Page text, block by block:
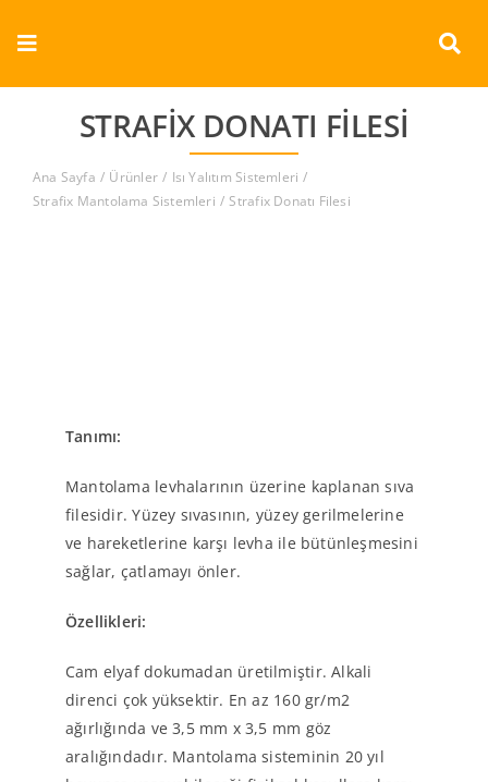
Toggle
Navigation
Kurumsal
Ürünler
Türkçe
STRAFIX DONATI FILESI
Ana Sayfa Ürünler
Isı Yalıtım Sistemleri
Strafix Mantolama Sistemleri
Strafix Donatı Filesi
Tanımı:
Mantolama levhalarının üzerine kaplanan sıva
filesidir. Yüzey sıvasının, yüzey gerilmelerine
ve hareketlerine karşı levha ile bütünleşmesini
sağlar, çatlamayı önler.
Özellikleri:
Cam elyaf dokumadan üretilmiştir. Alkali
direnci çok yüksektir. En az 160 gr/m2
ağırlığında ve 3,5 mm x 3,5 mm göz
aralığındadır. Mantolama sisteminin 20 yıl